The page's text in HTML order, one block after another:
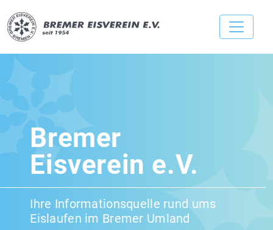
Bremer
Eisverein e.V.
Ihre Informationsquelle rund ums
Eislaufen im Bremer Umland